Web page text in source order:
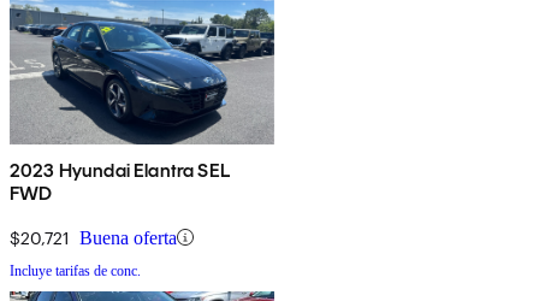
2023 Hyundai Elantra SEL
FWD
$20,721 Buena oferta
Incluye tarifas de conc.